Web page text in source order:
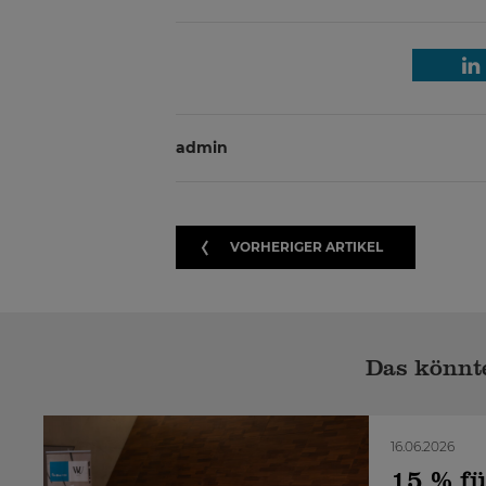
admin
VORHERIGER ARTIKEL
Das
16.06.2026